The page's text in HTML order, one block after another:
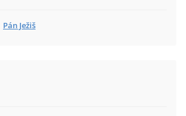
Pán Ježiš